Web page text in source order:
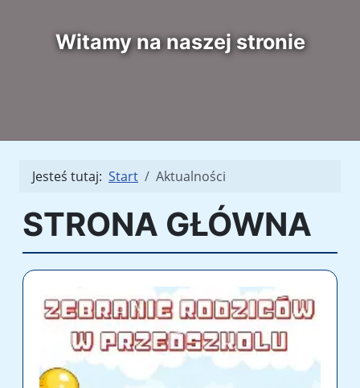
Witamy na naszej stronie
Jesteś tutaj: Start Aktualności
STRONA GŁÓWNA